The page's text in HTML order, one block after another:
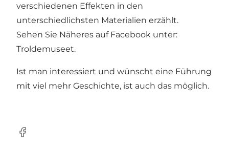
verschiedenen Effekten in den
unterschiedlichsten Materialien erzählt.
Sehen Sie Näheres auf Facebook unter:
Troldemuseet.
Ist man interessiert und wünscht eine Führung
mit viel mehr Geschichte, ist auch das möglich.
Facebook